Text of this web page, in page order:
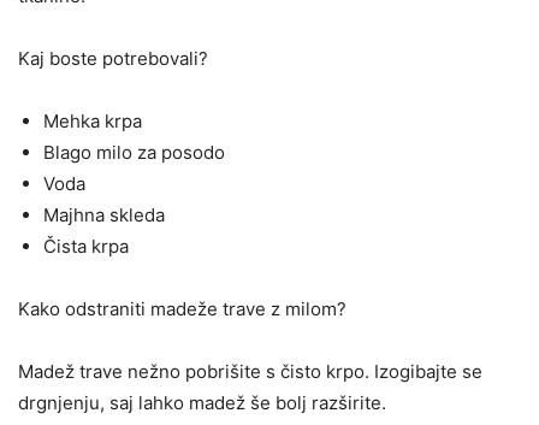
Kaj boste potrebovali?
Mehka krpa
Blago milo za posodo
Voda
Majhna skleda
Čista krpa
Kako odstraniti madeže trave z milom?
Madež trave nežno pobrišite s čisto krpo. Izogibajte se
drgnjenju, saj lahko madež še bolj razširite.